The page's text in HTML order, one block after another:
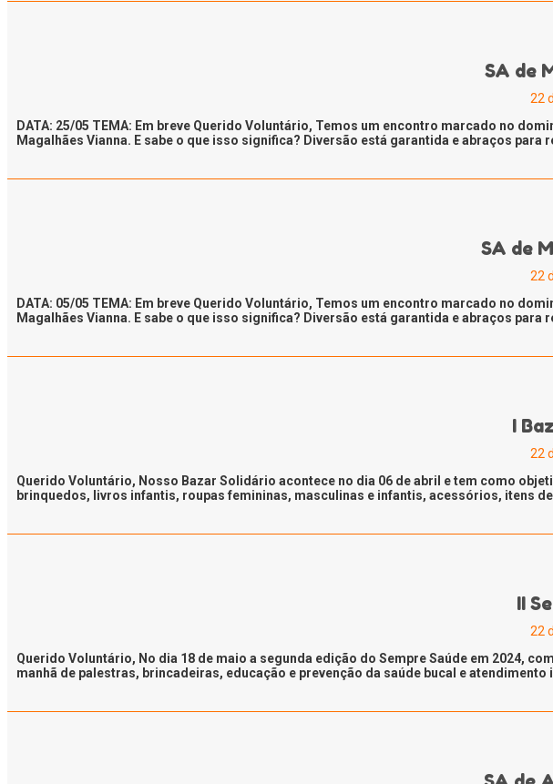
SA de
22
DATA: 25/05 TEMA: Em breve Querido Voluntário, Temos um encontro marcado no
Magalhães Vianna. E sabe o que isso significa? Diversão está garantida e abraços
SA de
22
DATA: 05/05 TEMA: Em breve Querido Voluntário, Temos um encontro marcado no
Magalhães Vianna. E sabe o que isso significa? Diversão está garantida e abraços
I
22
Querido Voluntário, Nosso Bazar Solidário acontece no dia 06 de abril e tem como
brinquedos, livros infantis, roupas femininas, masculinas e infantis, acessórios, itens
II
22
Querido Voluntário, No dia 18 de maio a segunda edição do Sempre Saúde em 2024,
manhã de palestras, brincadeiras, educação e prevenção da saúde bucal e